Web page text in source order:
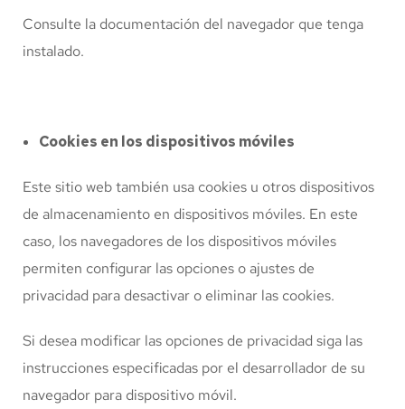
Consulte la documentación del navegador que tenga
instalado.
Cookies en los dispositivos móviles
Este sitio web también usa cookies u otros dispositivos
de almacenamiento en dispositivos móviles. En este
caso, los navegadores de los dispositivos móviles
permiten configurar las opciones o ajustes de
privacidad para desactivar o eliminar las cookies.
Si desea modificar las opciones de privacidad siga las
instrucciones especificadas por el desarrollador de su
navegador para dispositivo móvil.